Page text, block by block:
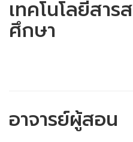
เทคโนโลยีสาร
ศึกษา
อาจารย์ผู้สอน